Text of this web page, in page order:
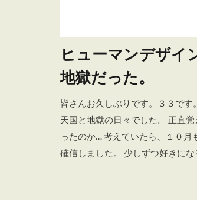
ヒューマンデザイ
地獄だった。
皆さんお久しぶりです。３３です
天国と地獄の日々でした。 正直
ったのか… 考えていたら、１０月
確信しました。 少しずつ好きに